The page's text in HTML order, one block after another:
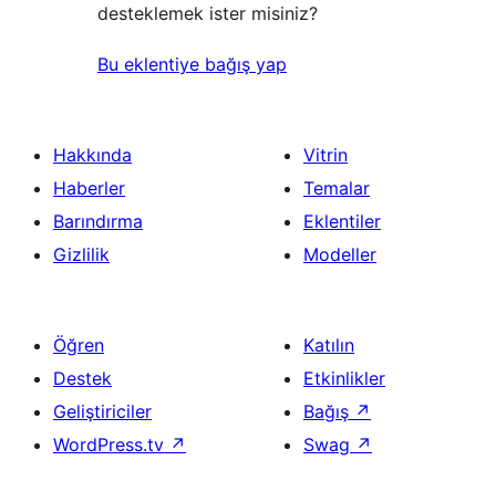
desteklemek ister misiniz?
Bu eklentiye bağış yap
Hakkında
Haberler
Barındırma
Gizlilik
Vitrin
Temalar
Eklentiler
Modeller
Öğren
Destek
Geliştiriciler
WordPress.tv ↗
Katılın
Etkinlikler
Bağış ↗
Swag ↗